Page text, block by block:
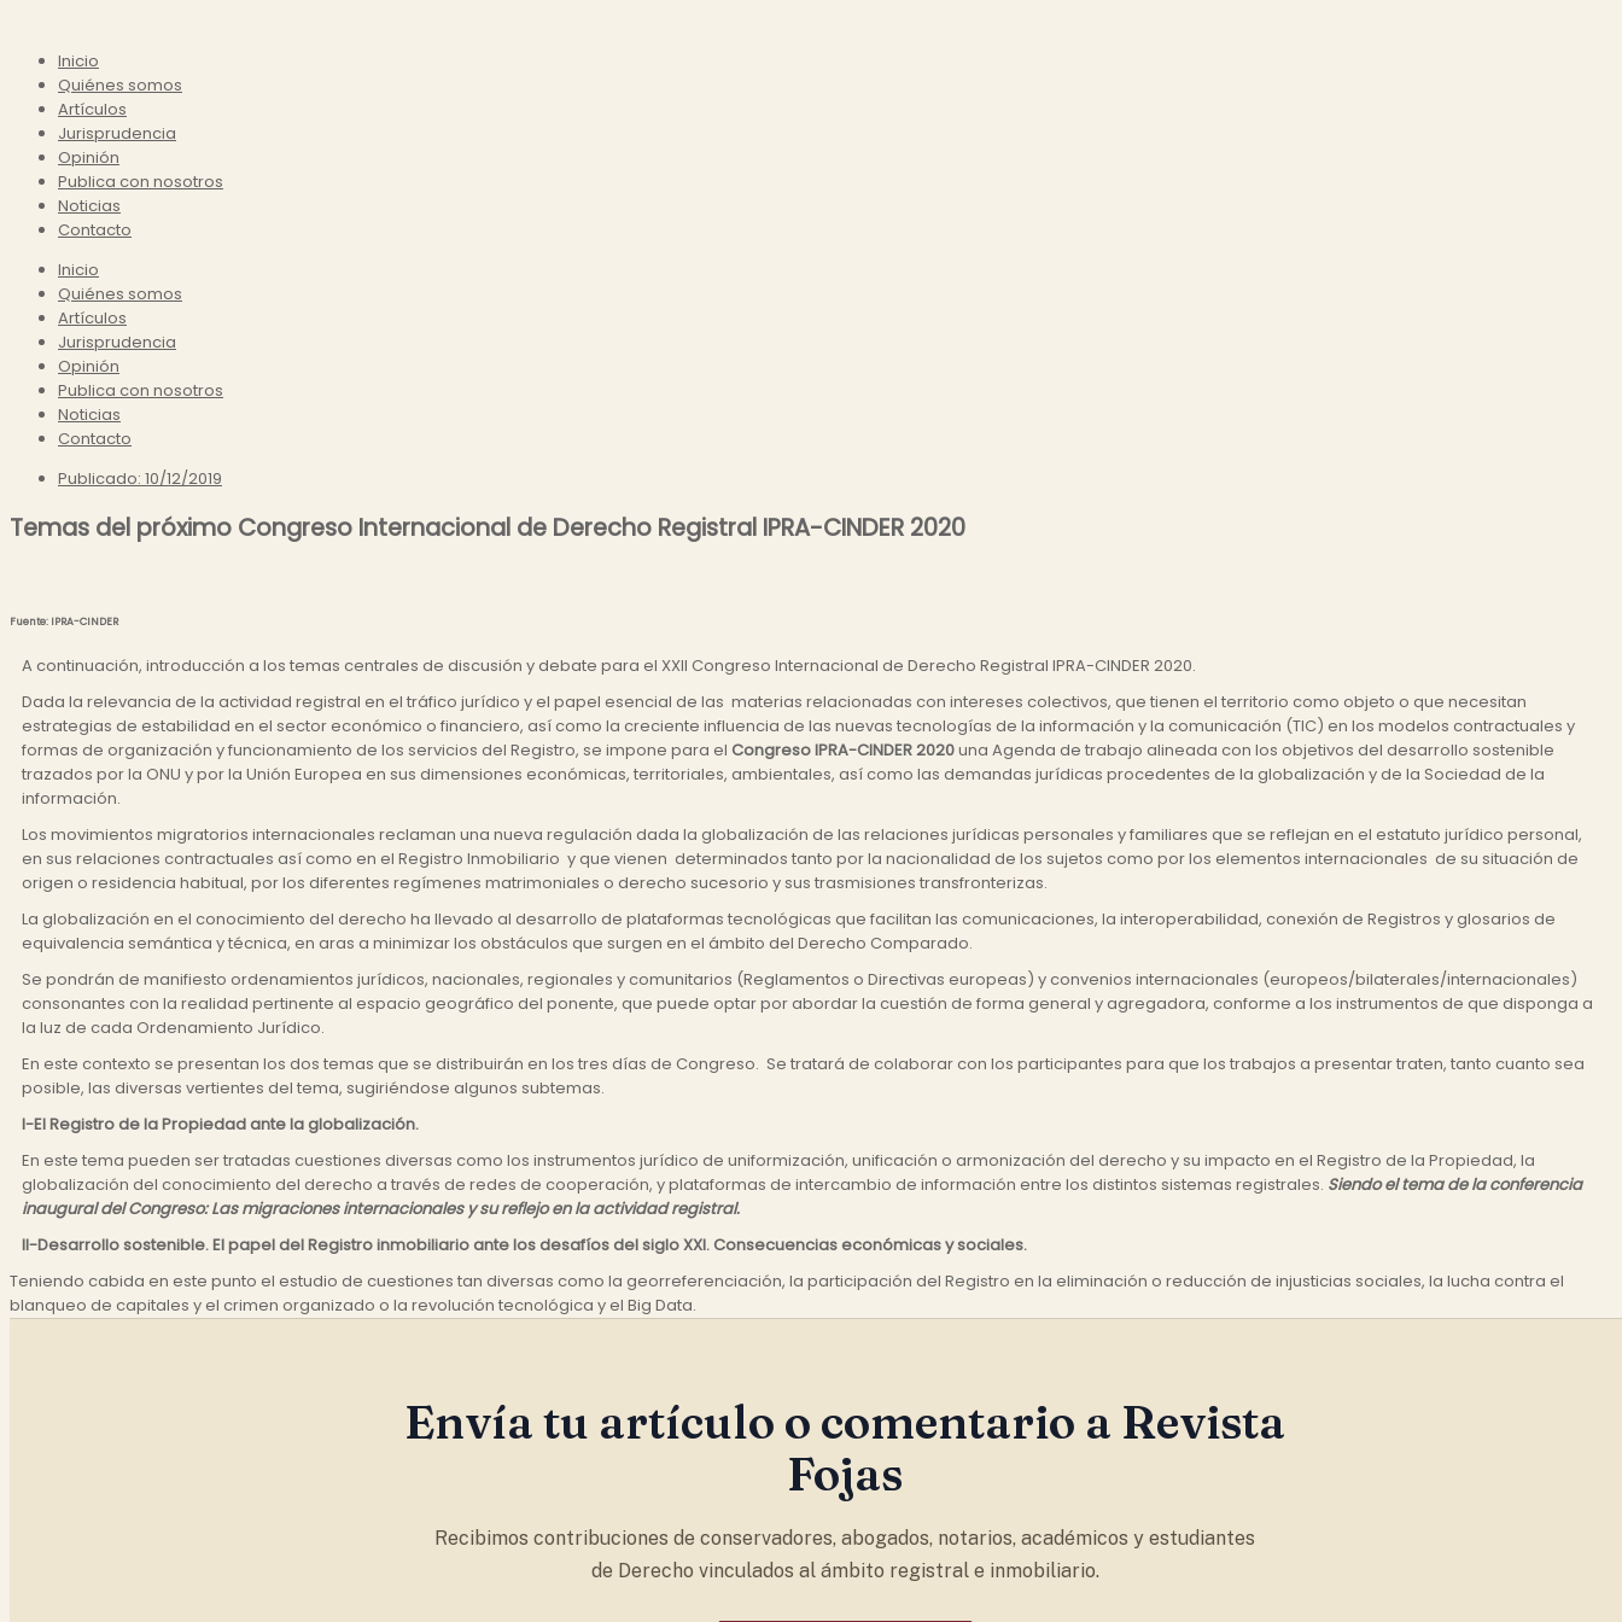
Inicio
Quiénes somos
Artículos
Jurisprudencia
Opinión
Publica con nosotros
Noticias
Contacto
Inicio
Quiénes somos
Artículos
Jurisprudencia
Opinión
Publica con nosotros
Noticias
Contacto
Publicado: 10/12/2019
Temas del próximo Congreso Internacional de Derecho Registral IPRA-CINDER 2020
Fuente: IPRA-CINDER
A continuación, introducción a los temas centrales de discusión y debate para el XXII Congreso Internacional de Derecho Registral IPRA-CINDER 2020.
Dada la relevancia de la actividad registral en el tráfico jurídico y el papel esencial de las materias relacionadas con intereses colectivos, que tienen el territorio como objeto o que necesitan
estrategias de estabilidad en el sector económico o financiero, así como la creciente influencia de las nuevas tecnologías de la información y la comunicación (TIC) en los modelos contractuales y
formas de organización y funcionamiento de los servicios del Registro, se impone para el Congreso IPRA-CINDER 2020una Agenda de trabajo alineada con los objetivos del desarrollo sostenible
trazados por la ONU y por la Unión Europea en sus dimensiones económicas, territoriales, ambientales, así como las demandas jurídicas procedentes de la globalización y de la Sociedad de la
información.
Los movimientos migratorios internacionales reclaman una nueva regulación dada la globalización de las relaciones jurídicas personales y familiares que se reflejan en el estatuto jurídico personal,
en sus relaciones contractuales así como en el Registro Inmobiliario y que vienen determinados tanto por la nacionalidad de los sujetos como por los elementos internacionales de su situación de
origen o residencia habitual, por los diferentes regímenes matrimoniales o derecho sucesorio y sus trasmisiones transfronterizas.
La globalización en el conocimiento del derecho ha llevado al desarrollo de plataformas tecnológicas que facilitan las comunicaciones, la interoperabilidad, conexión de Registros y glosarios de
equivalencia semántica y técnica, en aras a minimizar los obstáculos que surgen en el ámbito del Derecho Comparado.
Se pondrán de manifiesto ordenamientos jurídicos, nacionales, regionales y comunitarios (Reglamentos o Directivas europeas) y convenios internacionales (europeos/bilaterales/internacionales)
consonantes con la realidad pertinente al espacio geográfico del ponente, que puede optar por abordar la cuestión de forma general y agregadora, conforme a los instrumentos de que disponga a
la luz de cada Ordenamiento Jurídico.
En este contexto se presentan los dos temas que se distribuirán en los tres días de Congreso. Se tratará de colaborar con los participantes para que los trabajos a presentar traten, tanto cuanto sea
posible, las diversas vertientes del tema, sugiriéndose algunos subtemas.
I-El Registro de la Propiedad ante la globalización.
En este tema pueden ser tratadas cuestiones diversas como los instrumentos jurídico de uniformización, unificación o armonización del derecho y su impacto en el Registro de la Propiedad, la
globalización del conocimiento del derecho a través de redes de cooperación, y plataformas de intercambio de información entre los distintos sistemas registrales. Siendo el tema de la conferencia
inaugural del Congreso: Las migraciones internacionales y su reflejo en la actividad registral.
II-Desarrollo sostenible. El papel del Registro inmobiliario ante los desafíos del siglo XXI. Consecuencias económicas y sociales.
Teniendo cabida en este punto el estudio de cuestiones tan diversas como la georreferenciación, la participación del Registro en la eliminación o reducción de injusticias sociales, la lucha contra el
blanqueo de capitales y el crimen organizado o la revolución tecnológica y el Big Data.
Envía tu artículo o comentario a Revista
Fojas
Recibimos contribuciones de conservadores, abogados, notarios, académicos y estudiantes
de Derecho vinculados al ámbito registral e inmobiliario.